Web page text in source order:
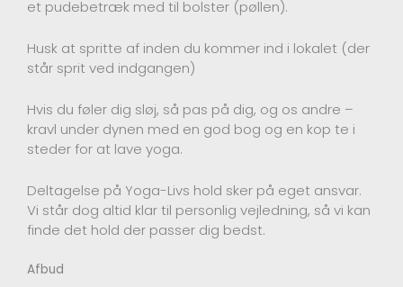
et pudebetræk med til bolster (pøllen).
Husk at spritte af inden du kommer ind i lokalet (der
står sprit ved indgangen)
Hvis du føler dig sløj, så pas på dig, og os andre –
kravl under dynen med en god bog og en kop te i
steder for at lave yoga.
Deltagelse på Yoga-Livs hold sker på eget ansvar.
Vi står dog altid klar til personlig vejledning, så vi kan
finde det hold der passer dig bedst.
Afbud